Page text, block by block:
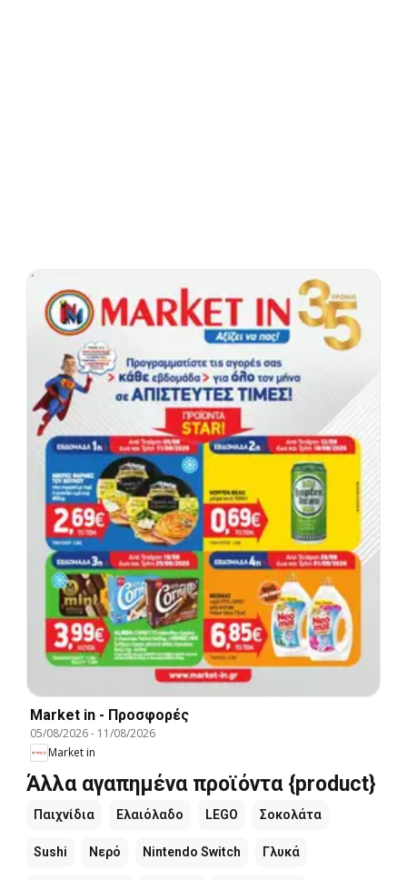
Market in - Προσφορές
05/08/2026- 11/08/2026
Market in
Άλλα αγαπημένα προϊόντα {product}
Παιχνίδια Ελαιόλαδο LEGO Σοκολάτα
Sushi Νερό Nintendo Switch Γλυκά